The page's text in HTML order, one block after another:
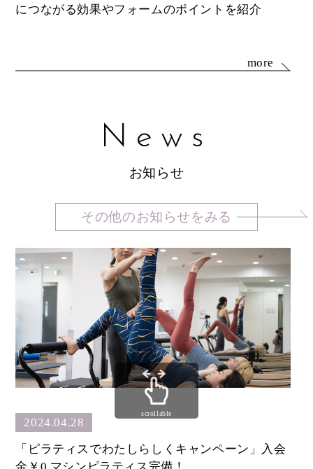
につながる効果やフォームのポイントを紹介
more
News
お知らせ
その他のお知らせをみる
2024.04.28
「ピラティスでわたしらしくキャンペーン」入会
scrollable